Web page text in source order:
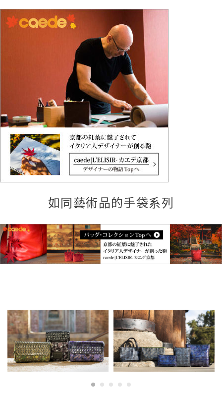
如同藝術品的手袋系列